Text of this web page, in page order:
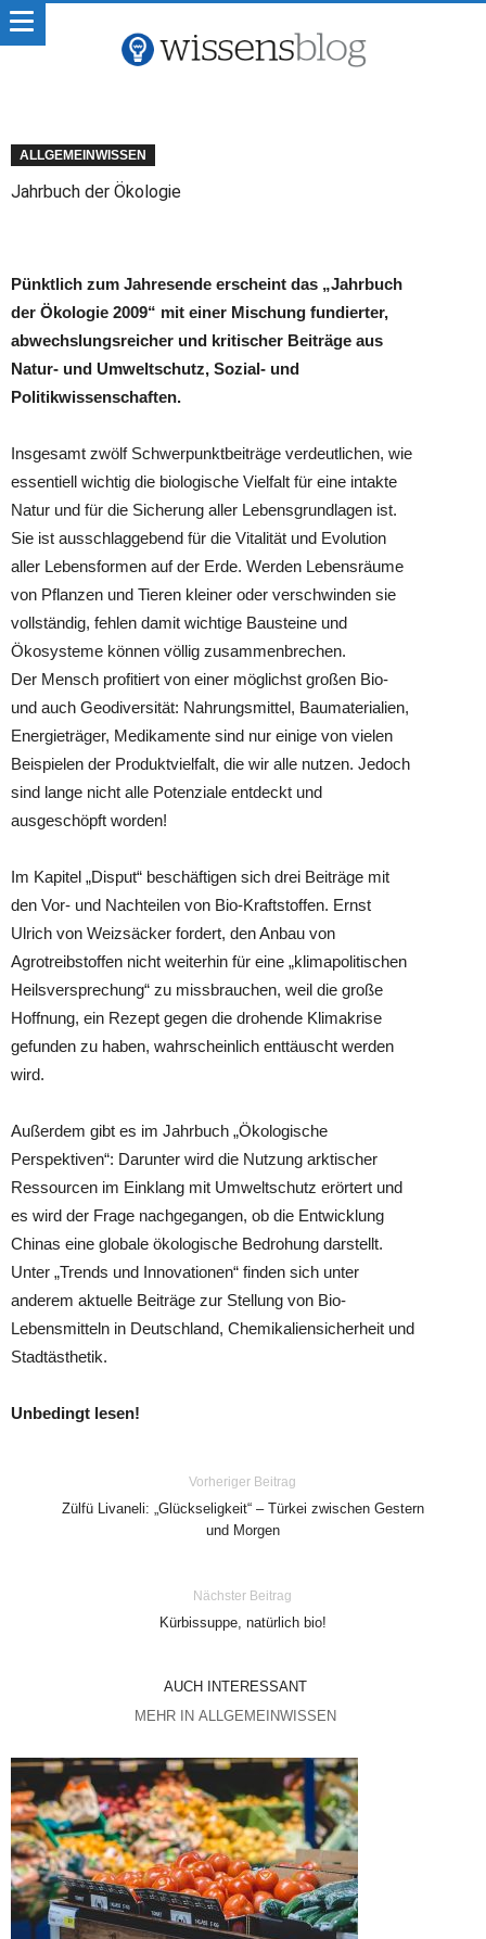
ALLGEMEINWISSEN
Jahrbuch der Ökologie
Pünktlich zum Jahresende erscheint das „Jahrbuch
der Ökologie 2009“ mit einer Mischung fundierter,
abwechslungsreicher und kritischer Beiträge aus
Natur- und Umweltschutz, Sozial- und
Politikwissenschaften.
Insgesamt zwölf Schwerpunktbeiträge verdeutlichen, wie
essentiell wichtig die biologische Vielfalt für eine intakte
Natur und für die Sicherung aller Lebensgrundlagen ist.
Sie ist ausschlaggebend für die Vitalität und Evolution
aller Lebensformen auf der Erde. Werden Lebensräume
von Pflanzen und Tieren kleiner oder verschwinden sie
vollständig, fehlen damit wichtige Bausteine und
Ökosysteme können völlig zusammenbrechen.
Der Mensch profitiert von einer möglichst großen Bio-
und auch Geodiversität: Nahrungsmittel, Baumaterialien,
Energieträger, Medikamente sind nur einige von vielen
Beispielen der Produktvielfalt, die wir alle nutzen. Jedoch
sind lange nicht alle Potenziale entdeckt und
ausgeschöpft worden!
Im Kapitel „Disput“ beschäftigen sich drei Beiträge mit
den Vor- und Nachteilen von Bio-Kraftstoffen. Ernst
Ulrich von Weizsäcker fordert, den Anbau von
Agrotreibstoffen nicht weiterhin für eine „klimapolitischen
Heilsversprechung“ zu missbrauchen, weil die große
Hoffnung, ein Rezept gegen die drohende Klimakrise
gefunden zu haben, wahrscheinlich enttäuscht werden
wird.
Außerdem gibt es im Jahrbuch „Ökologische
Perspektiven“: Darunter wird die Nutzung arktischer
Ressourcen im Einklang mit Umweltschutz erörtert und
es wird der Frage nachgegangen, ob die Entwicklung
Chinas eine globale ökologische Bedrohung darstellt.
Unter „Trends und Innovationen“ finden sich unter
anderem aktuelle Beiträge zur Stellung von Bio-
Lebensmitteln in Deutschland, Chemikaliensicherheit und
Stadtästhetik.
Unbedingt lesen!
Vorheriger Beitrag
Zülfü Livaneli: „Glückseligkeit“ – Türkei zwischen Gestern
und Morgen
Nächster Beitrag
Kürbissuppe, natürlich bio!
AUCH INTERESSANT
MEHR IN ALLGEMEINWISSEN